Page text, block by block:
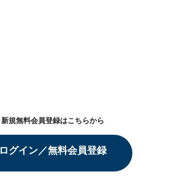
新規無料会員登録はこちらから
ログイン／無料会員登録